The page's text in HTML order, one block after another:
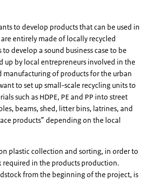
to develop products that can be used in
entirely made of locally recycled
to develop a sound business case to be
up by local entrepreneurs involved in the
manufacturing of products for the urban
to set up small-scale recycling units to
such as HDPE, PE and PP into street
beams, shed, litter bins, latrines, and
products” depending on the local
plastic collection and sorting, in order to
required in the products production.
from the beginning of the project, is